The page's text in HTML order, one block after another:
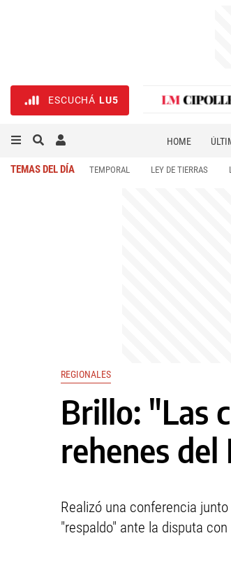
ESCUCHÁ LU5
HOME
TEMAS DEL DÍA TEMPORAL LEY DE TIERRAS
REGIONALES
Brillo: "Las
rehenes del
Realizó una conferencia
"respaldo" ante la disputa